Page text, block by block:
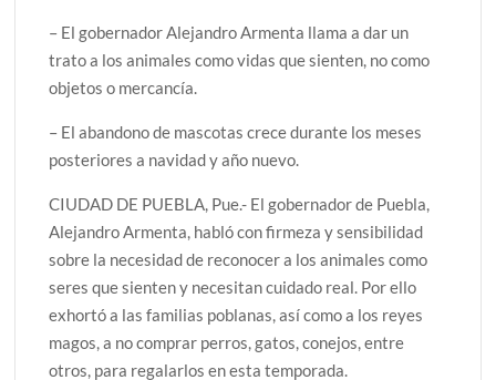
– El gobernador Alejandro Armenta llama a dar un
trato a los animales como vidas que sienten, no como
objetos o mercancía.
– El abandono de mascotas crece durante los meses
posteriores a navidad y año nuevo.
CIUDAD DE PUEBLA, Pue.- El gobernador de Puebla,
Alejandro Armenta, habló con firmeza y sensibilidad
sobre la necesidad de reconocer a los animales como
seres que sienten y necesitan cuidado real. Por ello
exhortó a las familias poblanas, así como a los reyes
magos, a no comprar perros, gatos, conejos, entre
otros, para regalarlos en esta temporada.